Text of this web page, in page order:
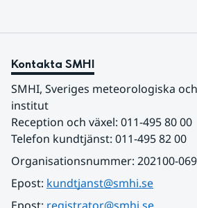
Kontakta SMHI
SMHI, Sveriges meteorologiska
institut
Reception och växel: 011-495 80 00
Telefon kundtjänst: 011-495 82 00
Organisationsnummer: 202100-
Epost: kundtjanst@smhi.se